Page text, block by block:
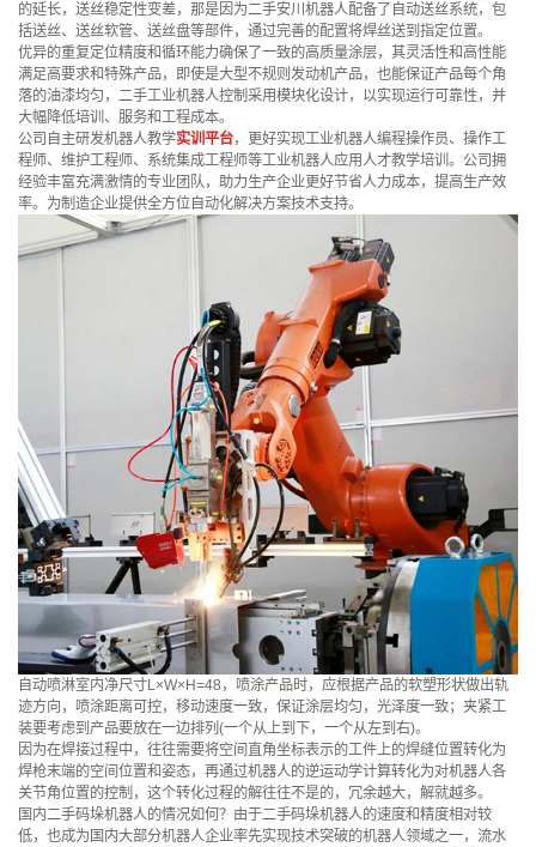
的延长，送丝稳定性变差，那是因为二手安川机器人配备了自动送丝系统，包
括送丝、送丝软管、送丝盘等部件，通过完善的配置将焊丝送到指定位置。
优异的重复定位精度和循环能力确保了一致的高质量涂层，其灵活性和高性能
满足高要求和特殊产品，即使是大型不规则发动机产品，也能保证产品每个角
落的油漆均匀，二手工业机器人控制采用模块化设计，以实现运行可靠性，并
大幅降低培训、服务和工程成本。
公司自主研发机器人教学实训平台，更好实现工业机器人编程操作员、操作工
程师、维护工程师、系统集成工程师等工业机器人应用人才教学培训。公司拥
经验丰富充满激情的专业团队，助力生产企业更好节省人力成本，提高生产效
率。为制造企业提供全方位自动化解决方案技术支持。
自动喷淋室内净尺寸L×W×H=48，喷涂产品时，应根据产品的软塑形状做出轨
迹方向，喷涂距离可控，移动速度一致，保证涂层均匀，光泽度一致；夹紧工
装要考虑到产品要放在一边排列(一个从上到下，一个从左到右)。
因为在焊接过程中，往往需要将空间直角坐标表示的工件上的焊缝位置转化为
焊枪末端的空间位置和姿态，再通过机器人的逆运动学计算转化为对机器人各
关节角位置的控制，这个转化过程的解往往不是的，冗余越大，解就越多。
国内二手码垛机器人的情况如何？由于二手码垛机器人的速度和精度相对较
低，也成为国内大部分机器人企业率先实现技术突破的机器人领域之一，流水